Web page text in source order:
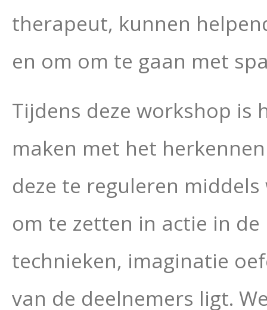
therapeut, kunnen
en om om te gaan met
Tijdens deze workshop is
maken met het
deze te reguleren
om te zetten in actie in
technieken, imaginatie
van de deelnemers ligt.